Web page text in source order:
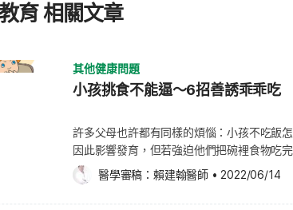
以下情況： 食慾下降 活動力變差
接近平常，因此容易讓家長誤以為只是普通發燒。 退燒後出
瑰色，大小不一，可能是平的，也可能微微凸起；有些疹
少家長會擔心「退燒後才出疹是不是病情變
疹而言，出疹反而代表病程進入後段。 玫瑰疹會拉肚子、嗜
外，部分孩子在玫瑰疹期間，也可能出現輕微腹瀉、疲倦嗜
育 相關文章
其他健康問題
小孩挑食不能逼～6招善誘乖乖吃
許多父母也許都有同樣的煩惱：小孩不吃飯
因此影響發育，但若強迫他們把碗裡食物吃
爸媽傷透腦筋。究竟該怎麼讓孩子改掉挑食
意嘗試他們以前不敢吃的食物！ 想要孩子乖
孩子對用餐這件事產生負面的印象。根據研
醫學審稿： 賴建翰醫師 • 2022/06/14